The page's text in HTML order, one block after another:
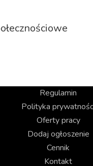
Regulamin
Polityka
Oferty pracy
Dodaj ogłoszenie
Cennik
Kontakt